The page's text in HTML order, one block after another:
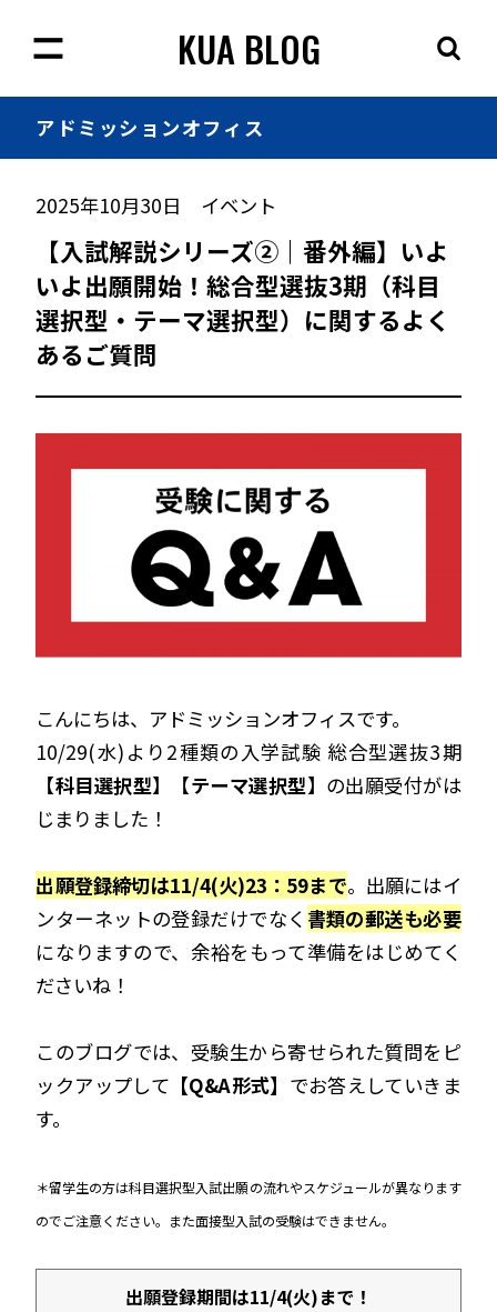
KUA BLOG
アドミッションオフィス
2025年10月30日 イベント
【入試解説シリーズ②｜番外編】いよ
いよ出願開始！総合型選抜3期（科目
選択型・テーマ選択型）に関するよく
あるご質問
こんにちは、アドミッションオフィスです。
10/29(水)より2種類の入学試験 総合型選抜3期
【科目選択型】【テーマ選択型】の出願受付がは
じまりました！
出願登録締切は11/4(火)23：59まで。出願にはイ
ンターネットの登録だけでなく 書類の郵送も必要
になりますので、余裕をもって準備をはじめてく
ださいね！
このブログでは、受験生から寄せられた質問をピ
ックアップして 【Q&A形式】 でお答えしていきま
す。
＊留学生の方は科目選択型入試出願の流れやスケジュールが異なります
のでご注意ください。また面接型入試の受験はできません。
出願登録期間は11/4(火)まで！